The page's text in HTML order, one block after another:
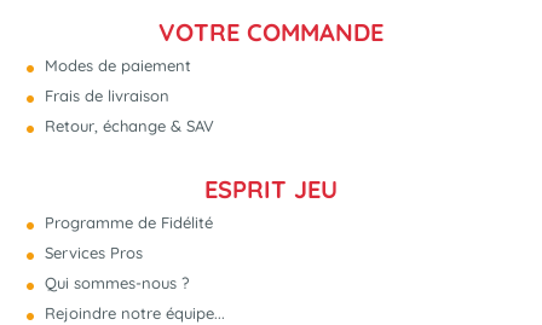
VOTRE COMMANDE
Modes de paiement
Frais de livraison
Retour, échange & SAV
ESPRIT JEU
Programme de Fidélité
Services Pros
Qui sommes-nous ?
Rejoindre notre équipe...